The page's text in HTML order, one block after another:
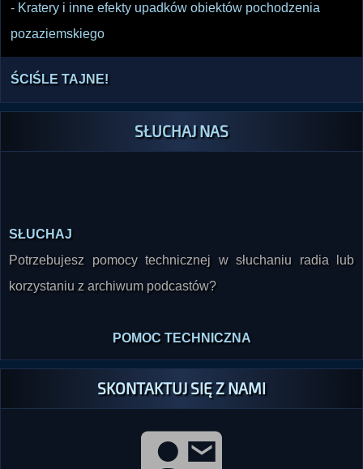
- Kratery i inne efekty upadków obiektów pochodzenia
pozaziemskiego
ŚCIŚLE TAJNE!
SŁUCHAJ NAS
SŁUCHAJ
Potrzebujesz pomocy technicznej w słuchaniu radia lub
korzystaniu z archiwum podcastów?
POMOC TECHNICZNA
SKONTAKTUJ SIĘ Z NAMI